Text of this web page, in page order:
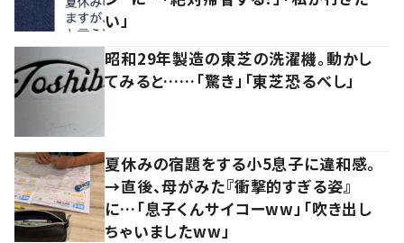
い」
昭和29年製造の東芝の洗濯機。動かし
てみると……「驚き」「東芝恐るべし」
夏休みの宿題をする小5息子に違和感。
→直後、母がみた『衝撃的すぎる姿』
に…「息子くんサイコーww」「吹き出し
ちゃいましたww」